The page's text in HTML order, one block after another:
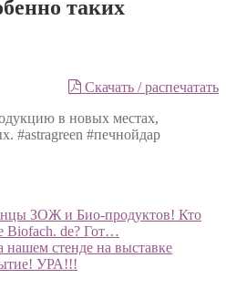
таких
Скачать / распечатать
в новых местах,
#astragreen #печнойдар
ЗОЖ и Био-продуктов! Кто
Biofach. de? Гот…
нашем стенде на выставке
УРА!!!